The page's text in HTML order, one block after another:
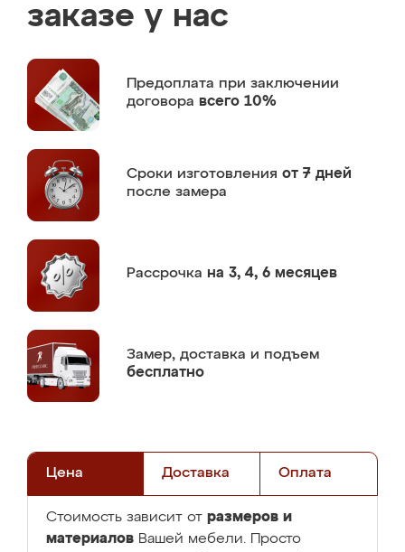
заказе у нас
Предоплата при заключении
договора всего 10%
Сроки изготовления от 7 дней
после замера
Рассрочка на 3, 4, 6 месяцев
Замер, доставка и подъем
бесплатно
Цена Доставка Оплата
Стоимость зависит от размеров и
материалов Вашей мебели. Просто